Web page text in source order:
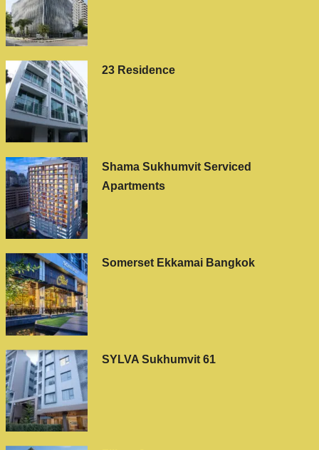
23 Residence
Shama Sukhumvit Serviced
Apartments
Somerset Ekkamai Bangkok
SYLVA Sukhumvit 61